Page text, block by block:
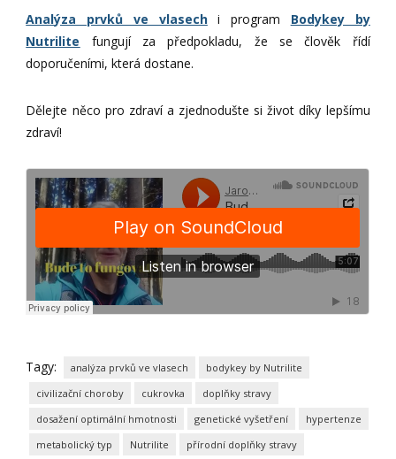
Analýza prvků ve vlasechi program Bodykey by
Nutrilite fungují za předpokladu, že se člověk řídí
doporučeními, která dostane.
Dělejte něco pro zdraví a zjednodušte si život díky lepšímu
zdraví!
Tagy: analýza prvků ve vlasech
bodykey by Nutrilite
civilizační choroby
cukrovka
doplňky stravy
dosažení optimální hmotnosti
genetické vyšetření
hypertenze
metabolický typ
Nutrilite
přírodní doplňky stravy